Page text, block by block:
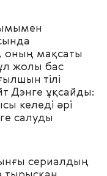
оның мақсаты
жолы бас
тілі
Дэнге ұқсайды:
келеді әрі
салуды
сериалдың